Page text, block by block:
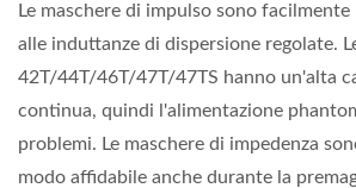
Le maschere di impulso sono facilmente
alle induttanze di dispersione regolate.
42T/44T/46T/47T/47TS hanno un'alta
continua, quindi l'alimentazione
problemi. Le maschere di impedenza
modo affidabile anche durante la